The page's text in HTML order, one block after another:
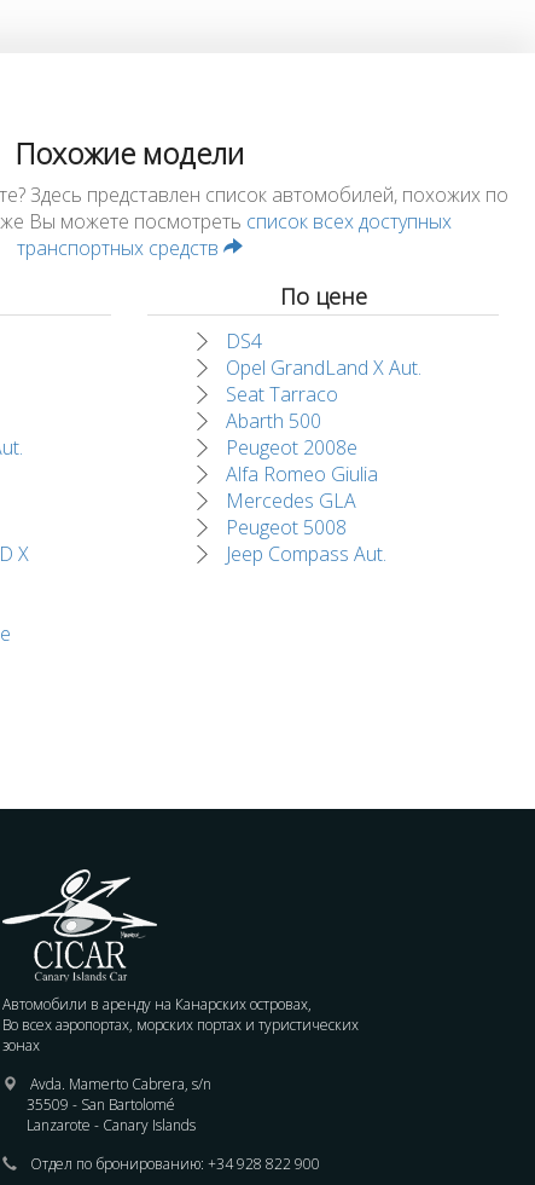
Похожие модели
Здесь представлен список автомобилей, похожих по
Вы можете посмотреть список всех доступных
транспортных средств
X
По цене
DS4
Opel GrandLand X Aut.
Seat Tarraco
Abarth 500
Peugeot 2008e
Alfa Romeo Giulia
Mercedes GLA
Peugeot 5008
Jeep Compass Aut.
Автомобили в аренду на Канарских островах,
Во всех аэропортах, морских портах и туристических
зонах
Avda. Mamerto Cabrera, s/n
35509 - San Bartolomé
Lanzarote - Canary Islands
Отдел по бронированию: +34 928 822 900